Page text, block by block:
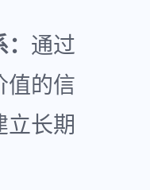
通过
值的信
立长期